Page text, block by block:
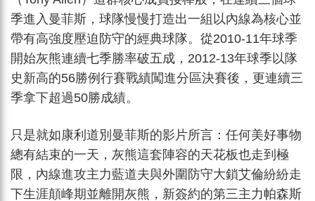
季進入曼菲斯，球隊慢慢打造出一組以內線為核心並
帶有高強度壓迫防守的經典球隊。從2010-11年球季
開始灰熊連續七季勝率破五成，2012-13年球季以隊
史新高的56勝例行賽戰績闖進分區決賽後，更連續三
季拿下超過50勝成績。
只是就如康利道別曼菲斯的影片所言：任何美好事物
總有結束的一天，灰熊這套陣容的天花板也走到極
限，內線進攻主力藍道夫與外圍防守大鎖艾倫紛紛走
下生涯顛峰期並離開灰熊，新簽約的第三主力帕森斯